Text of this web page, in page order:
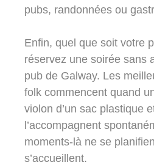
pubs, randonnées ou
Enfin, quel que soit votre
réservez une soirée sans
pub de Galway. Les
folk commencent quand
violon d’un sac plastique
l’accompagnent
moments-là ne se
s’accueillent.